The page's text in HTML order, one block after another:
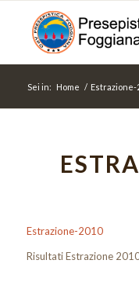
Sei in: Home / Estrazione-
Estrazione-2010
Risultati Estrazione